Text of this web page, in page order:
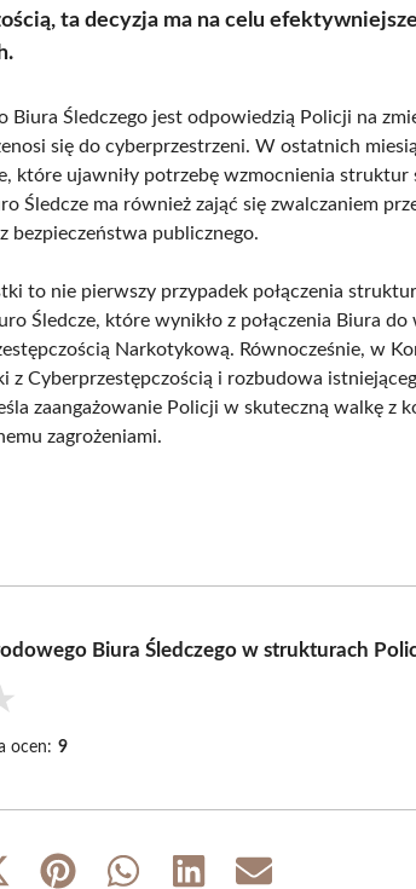
ta decyzja ma na celu
Biura Śledczego jest odpowiedzią Policji na
się do cyberprzestrzeni. W ostatnich
które ujawniły potrzebę wzmocnienia struktur
Śledcze ma również zająć się zwalczaniem
bezpieczeństwa publicznego.
to nie pierwszy przypadek połączenia
Śledcze, które wynikło z połączenia Biura
Narkotykową. Równocześnie, w
z Cyberprzestępczością i rozbudowa
zaangażowanie Policji w skuteczną walkę z
zagrożeniami.
Biura Śledczego w strukturach
ocen: 9
Share
Share
Share
Share